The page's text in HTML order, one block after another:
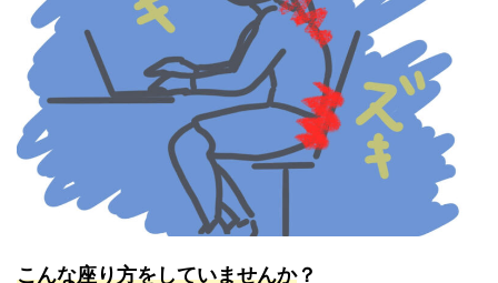
こんな座り方をしていませんか？